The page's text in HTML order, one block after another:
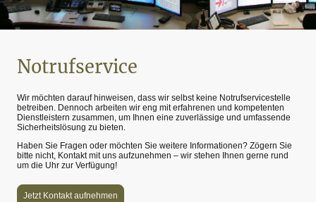
Notrufservice
Wir möchten darauf hinweisen, dass wir selbst keine Notrufservicestelle
betreiben. Dennoch arbeiten wir eng mit erfahrenen und kompetenten
Dienstleistern zusammen, um Ihnen eine zuverlässige und umfassende
Sicherheitslösung zu bieten.
Haben Sie Fragen oder möchten Sie weitere Informationen? Zögern Sie
bitte nicht, Kontakt mit uns aufzunehmen – wir stehen Ihnen gerne rund
um die Uhr zur Verfügung!
Jetzt Kontakt aufnehmen